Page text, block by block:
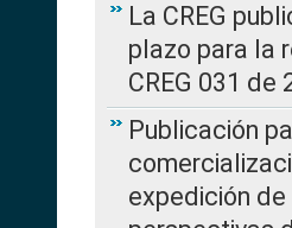
La CREG
plazo para la
CREG 031 de
Publicación
expedición de